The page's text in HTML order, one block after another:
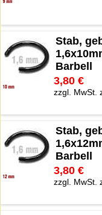
Stab,
Barbell
3,80 €
zzgl. MwSt.
Stab,
Barbell
3,80 €
zzgl. MwSt.